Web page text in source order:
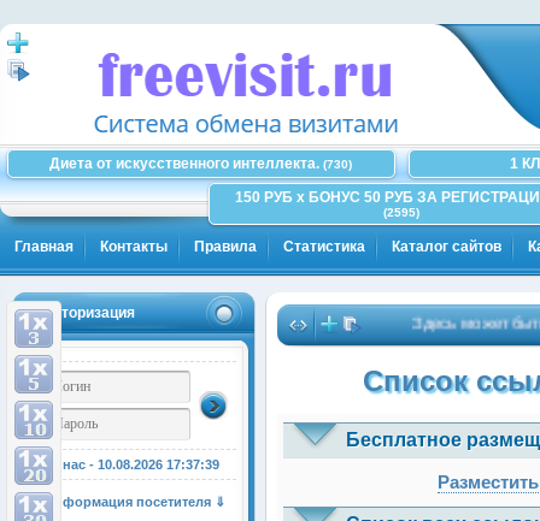
Диета от искусственного интеллекта. (730)
1
150 РУБ x БОНУС 50 РУБ ЗА
(2595)
Главная Контакты Правила Статистика Каталог сайтов
Авторизация
У нас - 10.08.2026 17:37:39
Информация посетителя ⇓
Здесь может быть
Список
Бесплатное